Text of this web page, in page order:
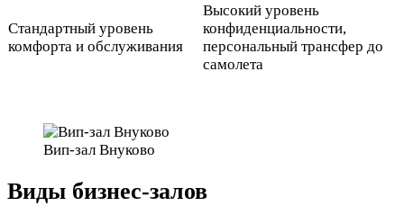
Стандартный уровень
комфорта и обслуживания
Высокий уровень
конфиденциальности,
персональный трансфер до
самолета
Вип-зал Внуково
Виды бизнес-залов